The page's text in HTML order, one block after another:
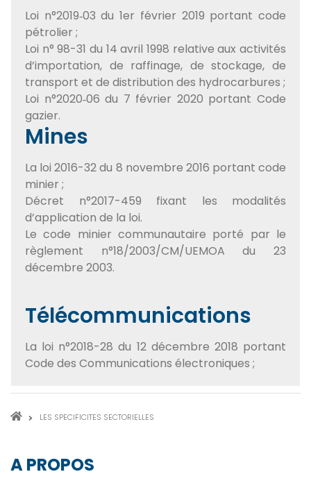
Loi n°2019‐03 du 1er février 2019 portant code
pétrolier ;
Loi n° 98-31 du 14 avril 1998 relative aux activités
d’importation, de raffinage, de stockage, de
transport et de distribution des hydrocarbures ;
Loi n°2020‐06 du 7 février 2020 portant Code
gazier.
Mines
La loi 2016-32 du 8 novembre 2016 portant code
minier ;
Décret n°2017-459 fixant les modalités
d’application de la loi.
Le code minier communautaire porté par le
règlement n°18/2003/CM/UEMOA du 23
décembre 2003.
Télécommunications
La loi n°2018-28 du 12 décembre 2018 portant
Code des Communications électroniques ;
FIL
LES SPECIFICITES SECTORIELLES
A PROPOS